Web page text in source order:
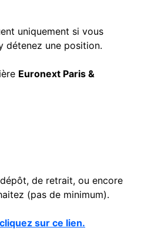
uniquement si vous
détenez une position.
Euronext Paris &
de retrait, ou encore
(pas de minimum).
sur ce lien.